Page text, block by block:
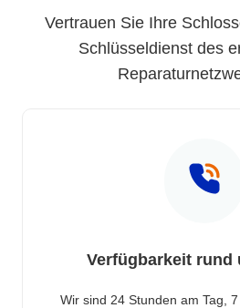
Vertrauen Sie Ihre
Schlüsseldienst des
Verfügbarkeit rund
Wir sind 24 Stunden am Tag,